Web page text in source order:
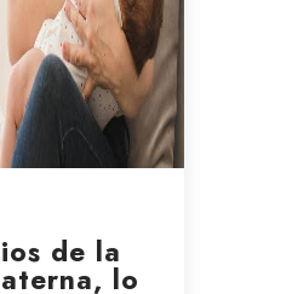
de la
lo